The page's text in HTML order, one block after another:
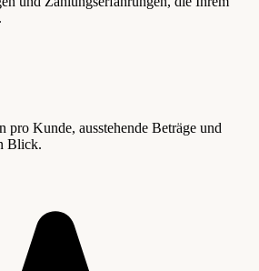
pro Kunde, ausstehende Beträge und
Blick.